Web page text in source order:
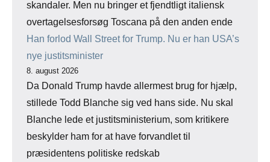
skandaler. Men nu bringer et fjendtligt italiensk
overtagelsesforsøg Toscana på den anden ende
Han forlod Wall Street for Trump. Nu er han USA’s
nye justitsminister
8. august 2026
Da Donald Trump havde allermest brug for hjælp,
stillede Todd Blanche sig ved hans side. Nu skal
Blanche lede et justitsministerium, som kritikere
beskylder ham for at have forvandlet til
præsidentens politiske redskab